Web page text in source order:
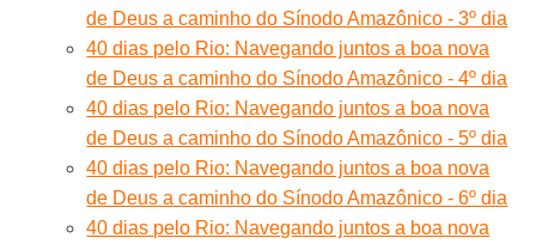
de Deus a caminho do Sínodo Amazônico - 3º dia
40 dias pelo Rio: Navegando juntos a boa nova
de Deus a caminho do Sínodo Amazônico - 4º dia
40 dias pelo Rio: Navegando juntos a boa nova
de Deus a caminho do Sínodo Amazônico - 5º dia
40 dias pelo Rio: Navegando juntos a boa nova
de Deus a caminho do Sínodo Amazônico - 6º dia
40 dias pelo Rio: Navegando juntos a boa nova